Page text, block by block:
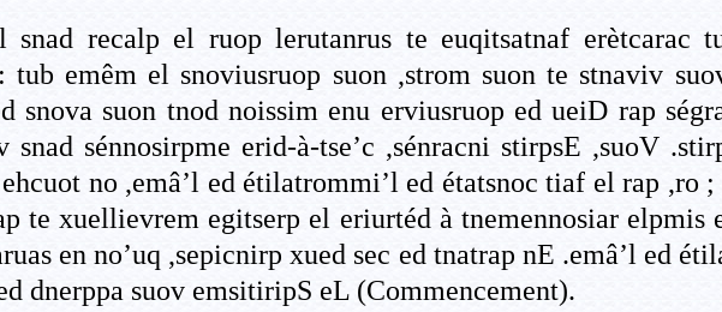
recalp el ruop lerutanrus te euqitsatnaf erètcarac
emêm el snoviusruop suon ,strom suon te stnaviv
snova suon tnod noissim enu erviusruop ed ueiD rap
snad sénnosirpme erid-à-tse’c ,sénracni stirpsE ,suoV
no ,emâ’l ed étilatrommi’l ed étatsnoc tiaf el rap ,ro
te xuellievrem egitserp el eriurtéd à tnemennosiar elpmis
en no’uq ,sepicnirp xued sec ed tnatrap nE .emâ’l ed
dnerppa suov emsitiripS eL (Commencement).